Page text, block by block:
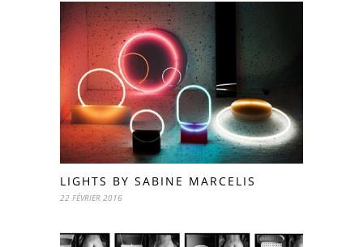
LIGHTS BY SABINE MARCELIS
22 FÉVRIER 2016